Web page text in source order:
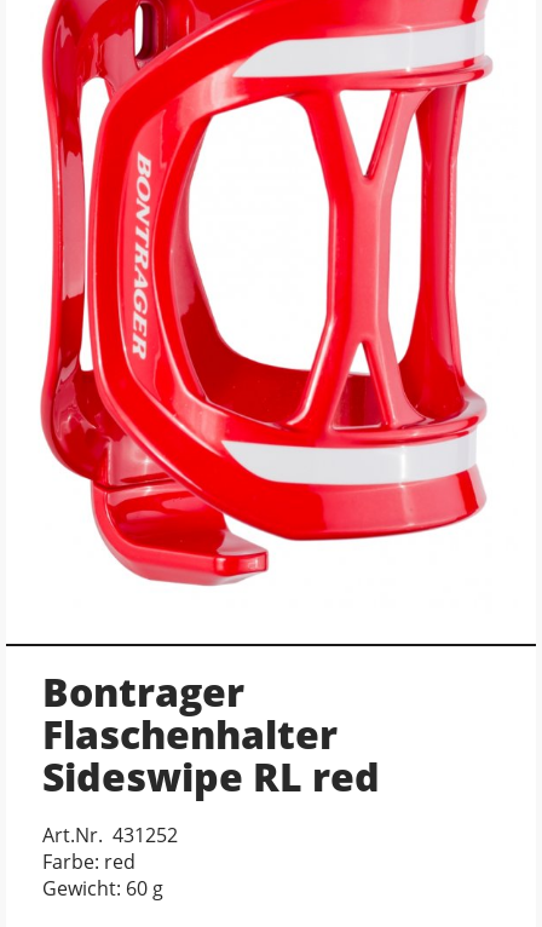
Bontrager
Flaschenhalter
Sideswipe RL red
Art.Nr. 431252
Farbe: red
Gewicht: 60 g